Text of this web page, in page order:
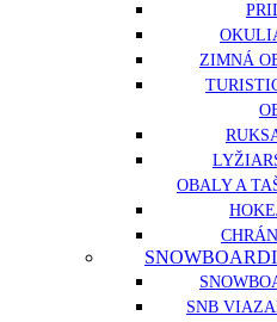
ZIMNÁ
OBALY A
SNB